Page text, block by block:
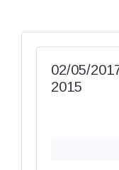
02/05/
2015